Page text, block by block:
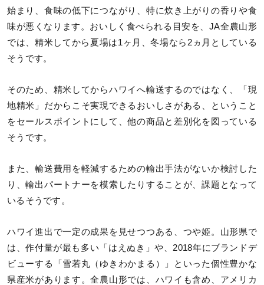
始まり、食味の低下につながり、特に炊き上がりの香りや食
味が悪くなります。おいしく食べられる目安を、JA全農山形
では、精米してから夏場は1ヶ月、冬場なら2ヵ月としている
そうです。
そのため、精米してからハワイへ輸送するのではなく、「現
地精米」だからこそ実現できるおいしさがある、ということ
をセールスポイントにして、他の商品と差別化を図っている
そうです。
また、輸送費用を軽減するための輸出手法がないか検討した
り、輸出パートナーを模索したりすることが、課題となって
いるそうです。
ハワイ進出で一定の成果を見せつつある、つや姫。山形県で
は、作付量が最も多い「はえぬき」や、2018年にブランドデ
ビューする「雪若丸（ゆきわかまる）」といった個性豊かな
県産米があります。全農山形では、ハワイも含め、アメリカ